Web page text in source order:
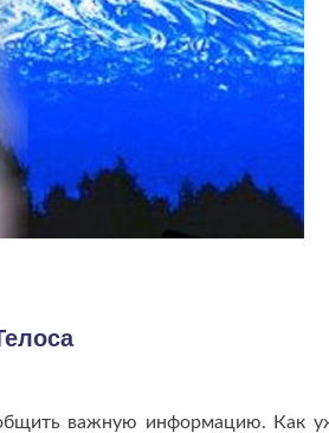
важную информацию. Как